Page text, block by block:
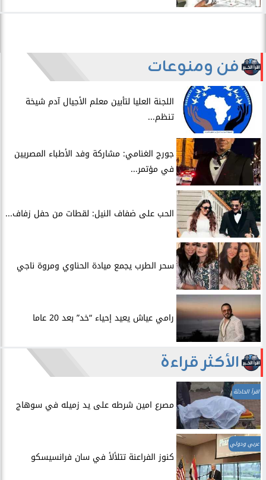
فن ومنوعات
اللجنة العليا لتأبين معلم الأجيال آدم شيخة
تنظم...
جورج الغنامي: مشاركة وفد الأطباء المصريين
في مؤتمر...
الحب على ضفاف النيل: لقطات من حفل زفاف...
سحر الطرب يجمع ميادة الحناوي ومروة ناجي
رامي عياش يعيد إحياء “خد” بعد 20 عاما
الأكثر قراءة
اقرأ الحادثة
مصرع امين شرطه على يد زميله في سوهاج
عربي ودولي
​كنوز الفراعنة تتلألأ في سان فرانسيسكو